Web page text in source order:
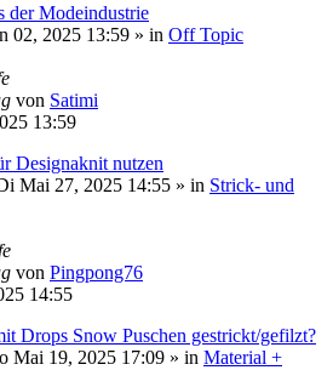
Modeindustrie
02, 2025 13:59 » in Off Topic
von Satimi
13:59
Designaknit nutzen
Mai 27, 2025 14:55 » in Strick- und
von Pingpong76
14:55
Drops Snow Puschen gestrickt/gefilzt?
Mai 19, 2025 17:09 » in Material +